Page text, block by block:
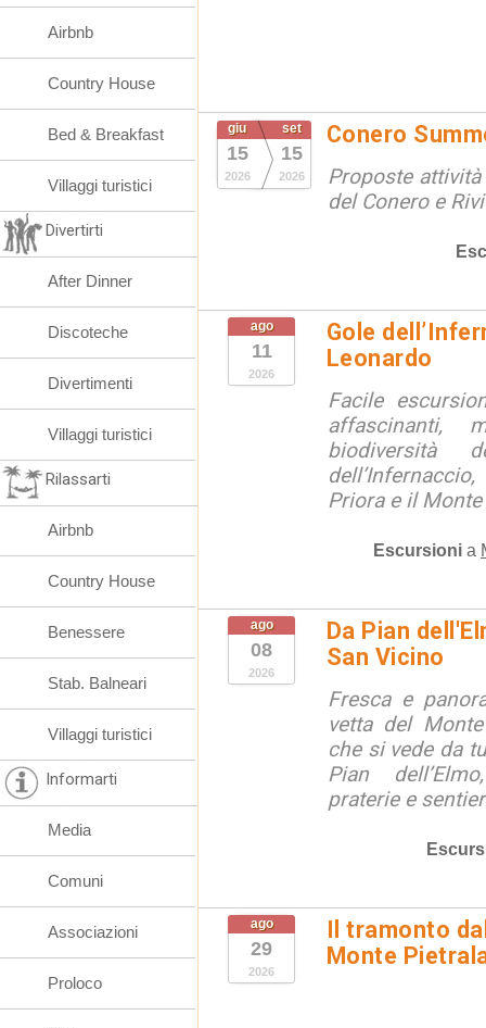
giu
15
2026
set
15
2026
Conero
Proposte
del Conero e
ago
11
2026
Gole
Leonardo
Facile
affascinanti,
biodiversità
Priora e il
Escursioni a
ago
08
2026
Da Pian
San Vicino
Fresca e
vetta del
che si vede da
Pian
praterie e
ago
29
2026
Il tramonto
Monte
Airbnb
Country House
Bed & Breakfast
Villaggi turistici
Divertirti
After Dinner
Discoteche
Divertimenti
Villaggi turistici
Rilassarti
Airbnb
Country House
Benessere
Stab. Balneari
Villaggi turistici
Informarti
Media
Comuni
Associazioni
Proloco